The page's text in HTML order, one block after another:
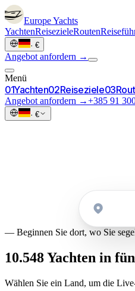
EuropeYachts
YachtenReisezieleRouten
· €
Angebot anfordern →
Menü
01Yachten02Reiseziele03
Angebot anfordern →+385 91
· €
— Beginnen Sie dort, wo Sie
10.548 Yachten in
Wählen Sie ein Land, um die